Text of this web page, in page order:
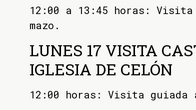
12:00 a 13:45 horas:
mazo.
LUNES 17 VISITA
IGLESIA DE CELÓN
12:00 horas: Visita guiada